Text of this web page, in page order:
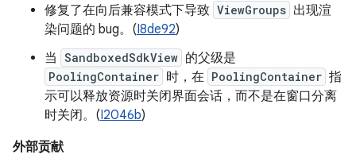
修复了在向后兼容模式下导致 ViewGroups 出现渲
染问题的 bug。(I8de92)
当 SandboxedSdkView 的父级是
PoolingContainer 时，在 PoolingContainer 指
示可以释放资源时关闭界面会话，而不是在窗口分离
时关闭。(I2046b)
外部贡献